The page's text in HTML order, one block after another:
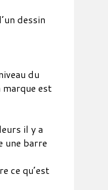
dessin
du
est
il y a
une barre
ce qu’est